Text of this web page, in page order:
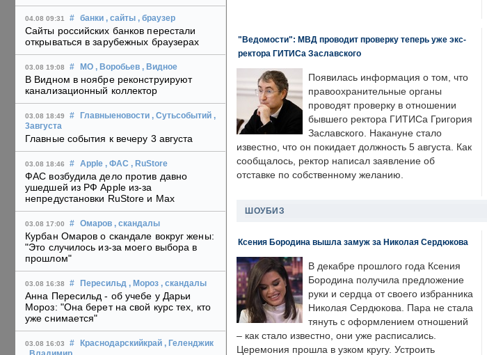
04.08 09:31 # банки , сайты , браузер
Сайты российских банков перестали
открываться в зарубежных браузерах
03.08 19:08 # МО , Воробьев , Видное
В Видном в ноябре реконструируют
канализационный коллектор
03.08 18:49 # Главныеновости , Сутьсобытий ,
3августа
Главные события к вечеру 3 августа
03.08 18:46 # Apple , ФАС , RuStore
ФАС возбудила дело против давно
ушедшей из РФ Apple из-за
непредустановки RuStore и Max
03.08 17:00 # Омаров , скандалы
Курбан Омаров о скандале вокруг жены:
"Это случилось из-за моего выбора в
прошлом"
03.08 16:38 # Пересильд , Мороз , скандалы
Анна Пересильд - об учебе у Дарьи
Мороз: "Она берет на свой курс тех, кто
уже снимается"
03.08 16:03 # Краснодарскийкрай , Геленджик
"Ведомости": МВД проводит проверку теперь уже экс-
ректора ГИТИСа Заславского
Появилась информация о том, что
правоохранительные органы
проводят проверку в отношении
бывшего ректора ГИТИСа Григория
Заславского. Накануне стало
известно, что он покидает должность 5 августа. Как
сообщалось, ректор написал заявление об
отставке по собственному желанию.
ШОУБИЗ
Ксения Бородина вышла замуж за Николая Сердюкова
В декабре прошлого года Ксения
Бородина получила предложение
руки и сердца от своего избранника
Николая Сердюкова. Пара не стала
тянуть с оформлением отношений
– как стало известно, они уже расписались.
Церемония прошла в узком кругу. Устроить